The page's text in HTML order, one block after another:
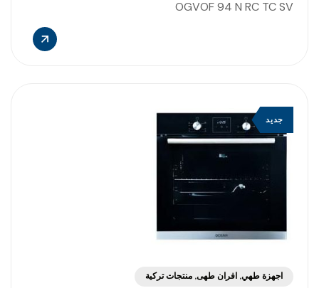
OGVOF 94 N RC TC SV
جديد
اجهزة طهي, افران طهى, منتجات تركية